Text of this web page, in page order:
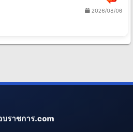
2026/08/06
บราชการ.com